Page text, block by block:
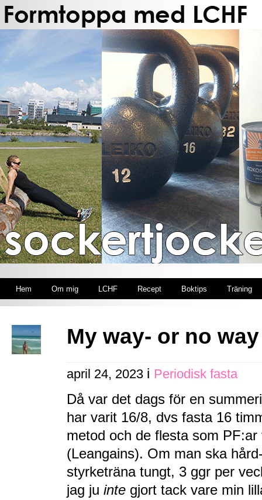
Hem Om mig LCHF Recept Boktips Träning
My way- or no way
april 24, 2023 i Periodisk fasta
Då var det dags för en
har varit 16/8, dvs fasta 16
metod och de flesta som
(Leangains). Om man ska
styrketräna tungt, 3 ggr per
jag ju inte gjort tack vare min